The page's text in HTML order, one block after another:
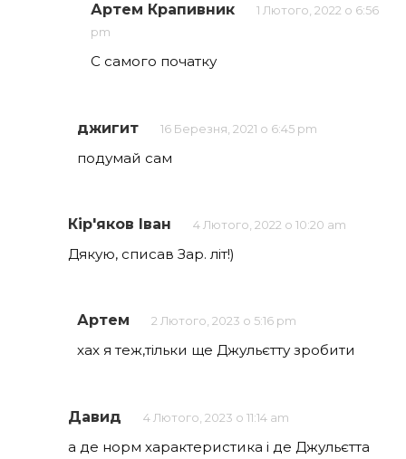
Артем Крапивник
1 Лютого, 2022 о 6:56
pm
С самого початку
джигит 16 Березня, 2021 о 6:45 pm
подумай сам
Кір'яков Іван 4 Лютого, 2022 о 10:20 am
Дякую, списав Зар. літ!)
Артем 2 Лютого, 2023 о 5:16 pm
хах я теж,тільки ще Джульєтту зробити
Давид 4 Лютого, 2023 о 11:14 am
а де норм характеристика і де Джульєтта